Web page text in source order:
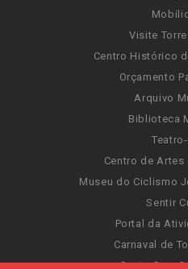
Visite
Centro Histórico
Orçamento
Arquivo
Biblioteca
Centro de
Museu do Ciclismo
Sentir
Portal da
Carnaval de
Santa Cruz